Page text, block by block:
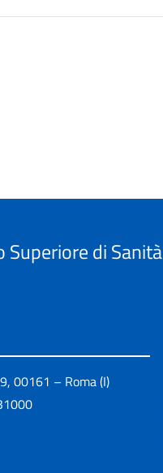
Superiore di Sanità
00161 – Roma (I)